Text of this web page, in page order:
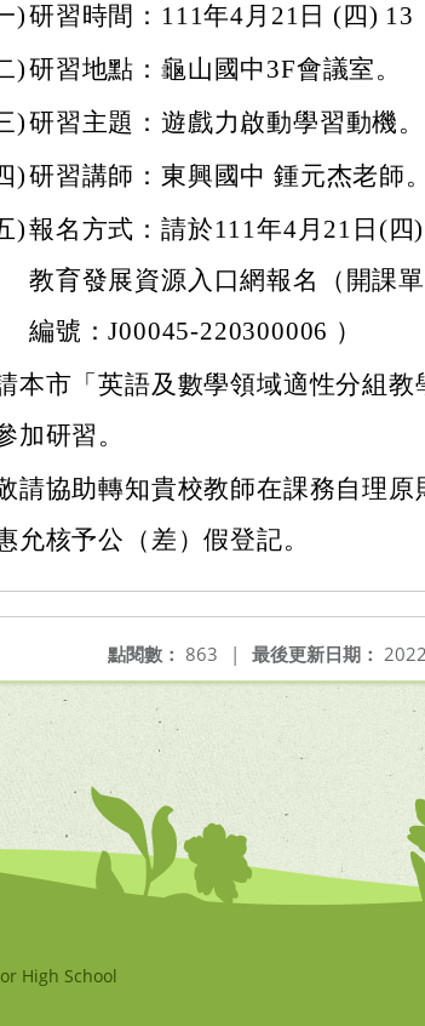
)研習時間：111年4月21日 (四) 13
)研習地點：龜山國中3F會議室。
)研習主題：遊戲力啟動學習動機。
)研習講師：東興國中 鍾元杰老師。
)報名方式：請於111年4月21日(
教育發展資源入口網報名（開課
編號：J00045-220300006 ）
本市「英語及數學領域適性分組教
加研習。
請協助轉知貴校教師在課務自理原
允核予公（差）假登記。
最後更新日期：
點閱數： 863 |
High School